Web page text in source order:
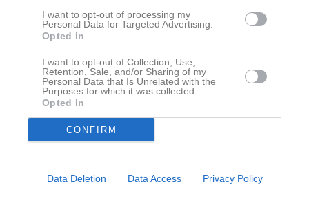
I want to opt-out of processing my
Personal Data for Targeted Advertising.
Opted In
I want to opt-out of Collection, Use,
Retention, Sale, and/or Sharing of my
Personal Data that Is Unrelated with the
Purposes for which it was collected.
Opted In
CONFIRM
Data Deletion Data Access Privacy Policy
summa de nu bestämmmer att det ska bli! Vill även tillägga att det
var första och sista gången detta hände!
Men shit, vi kom f..n femma i serien. #osksoderdam #isdashit
Dagens citat från na.se och Öfvres match:"Vi hade tre spelare på
bänken i dag som tillsammans var 110 år. Där snackar vi rutin"
Skönt citat!
Länkar:
Matchfakta